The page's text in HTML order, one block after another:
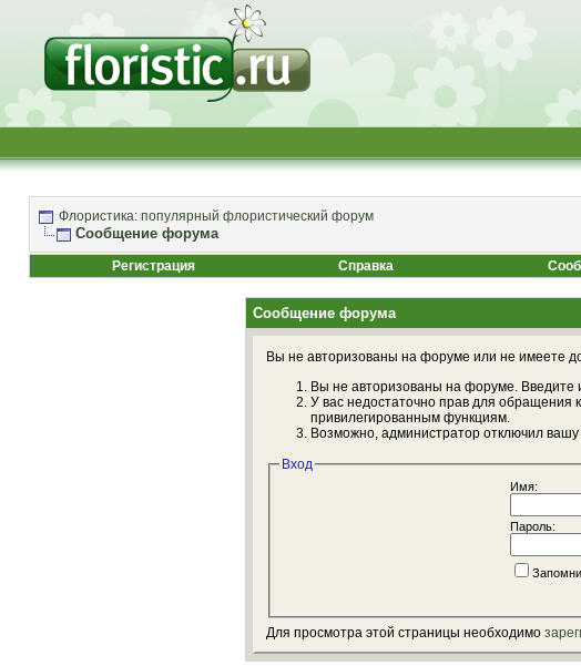
Флористика: популярный флористический форум
Сообщение форума
Регистрация
Справка
Сообщение форума
Вы не авторизованы на форуме или не имеете
Вы не авторизованы на форуме. Введите
У вас недостаточно прав для обращения
привилегированным функциям.
Возможно, администратор отключил
Вход
Имя:
Пароль:
Для просмотра этой страницы необходимо